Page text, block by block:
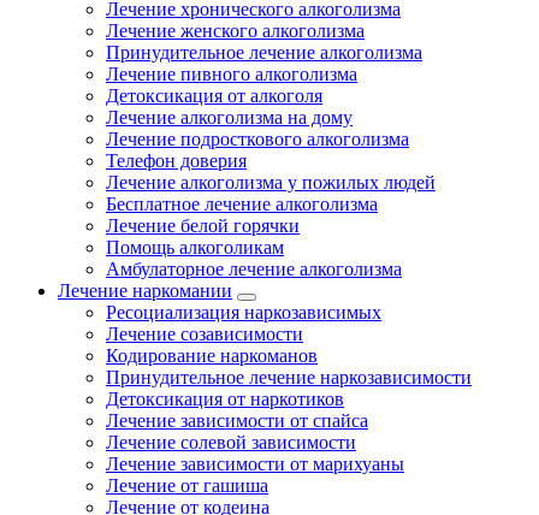
Лечение хронического алкоголизма
Лечение женского алкоголизма
Принудительное лечение алкоголизма
Лечение пивного алкоголизма
Детоксикация от алкоголя
Лечение алкоголизма на дому
Лечение подросткового алкоголизма
Телефон доверия
Лечение алкоголизма у пожилых людей
Бесплатное лечение алкоголизма
Лечение белой горячки
Помощь алкоголикам
Амбулаторное лечение алкоголизма
Лечение наркомании
Ресоциализация наркозависимых
Лечение созависимости
Кодирование наркоманов
Принудительное лечение наркозависимости
Детоксикация от наркотиков
Лечение зависимости от спайса
Лечение солевой зависимости
Лечение зависимости от марихуаны
Лечение от гашиша
Лечение от кодеина